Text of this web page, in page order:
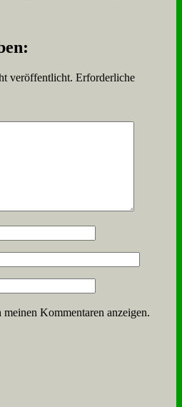
veröffentlicht. Erforderliche
Kommentaren anzeigen.